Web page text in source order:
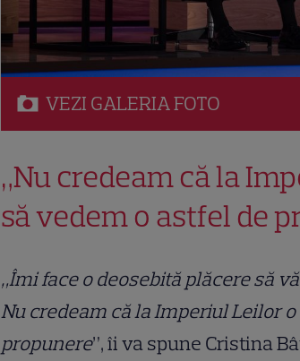
VEZI GALERIAFOTO
„Nu credeam că la
să vedem o astfel de
„Îmi face o deosebită plăcere să
Nu credeam că la Imperiul Leilor
propunere”, îi va spune Cristina